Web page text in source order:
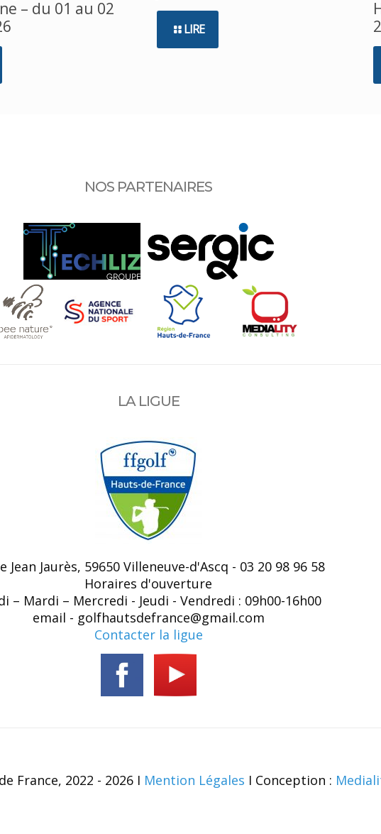
– du 01 au 02
LIRE
NOS PARTENAIRES
LA LIGUE
Jean Jaurès, 59650 Villeneuve-d'Ascq - 03 20 98 96 58
Horaires d'ouverture
– Mardi – Mercredi - Jeudi - Vendredi : 09h00-16h00
email - golfhautsdefrance@gmail.com
Contacter la ligue
France, 2022 - 2026 I Mention Légales I Conception :